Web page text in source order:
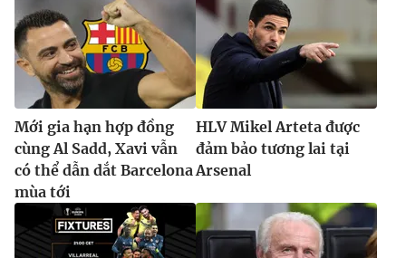
Mới gia hạn hợp đồng
cùng Al Sadd, Xavi vẫn
có thể dẫn dắt Barcelona
mùa tới
HLV Mikel Arteta được
đảm bảo tương lai tại
Arsenal